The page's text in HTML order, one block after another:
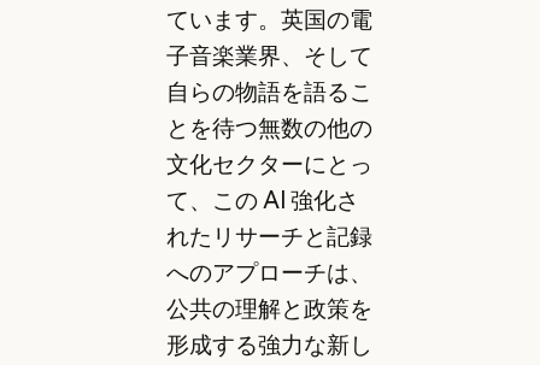
ています。英国の電
子音楽業界、そして
自らの物語を語るこ
とを待つ無数の他の
文化セクターにとっ
て、この AI 強化さ
れたリサーチと記録
へのアプローチは、
公共の理解と政策を
形成する強力な新し